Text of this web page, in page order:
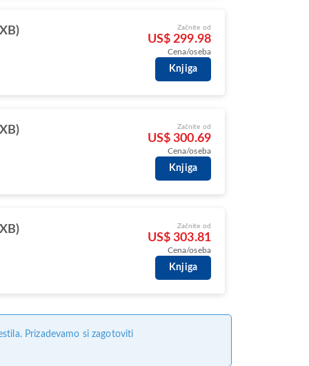
Začnite od
US$ 299.98
Cena/oseba
Knjiga
Začnite od
US$ 300.69
Cena/oseba
Knjiga
Začnite od
US$ 303.81
Cena/oseba
Knjiga
Prizadevamo si zagotoviti